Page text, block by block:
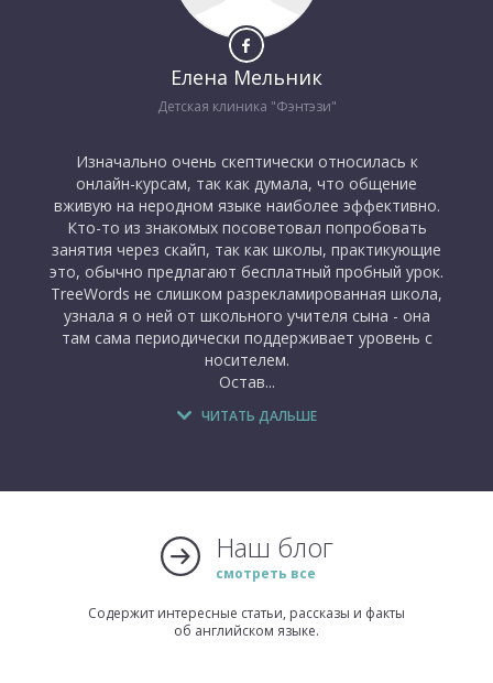
Елена Мельник
Детская клиника "Фэнтэзи"
Изначально очень скептически относилась к
онлайн-курсам, так как думала, что общение
вживую на неродном языке наиболее эффективно.
Кто-то из знакомых посоветовал попробовать
занятия через скайп, так как школы, практикующие
это, обычно предлагают бесплатный пробный урок.
TreeWords не слишком разрекламированная школа,
узнала я о ней от школьного учителя сына - она
там сама периодически поддерживает уровень с
носителем.
Остав...
ЧИТАТЬ ДАЛЬШЕ
Наш блог
смотреть все
Содержит интересные статьи, рассказы и факты
об английском языке.